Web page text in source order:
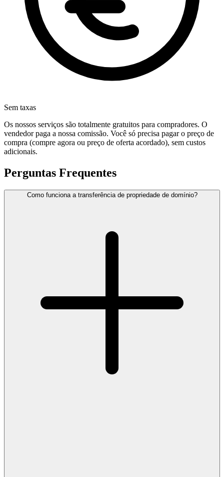
Sem taxas
Os nossos serviços são totalmente gratuitos para compradores. O
vendedor paga a nossa comissão. Você só precisa pagar o preço de
compra (compre agora ou preço de oferta acordado), sem custos
adicionais.
Perguntas Frequentes
Como funciona a transferência de propriedade de domínio?